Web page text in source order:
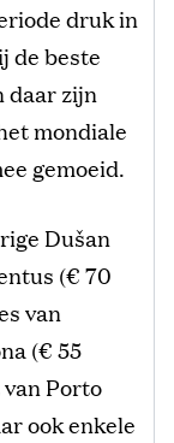
druk in
de beste
daar zijn
mondiale
gemoeid.
Dušan
(€ 70
van
(€ 55
Porto
ook enkele